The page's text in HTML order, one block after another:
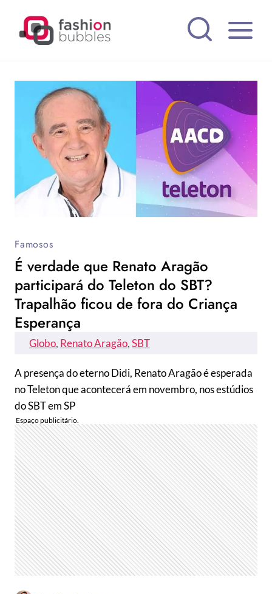
Famosos
É verdade que Renato Aragão
participará do Teleton do SBT?
Trapalhão ficou de fora do Criança
Esperança
Globo, Renato Aragão, SBT
A presença do eterno Didi, Renato Aragão é esperada
no Teleton que acontecerá em novembro, nos estúdios
do SBT em SP